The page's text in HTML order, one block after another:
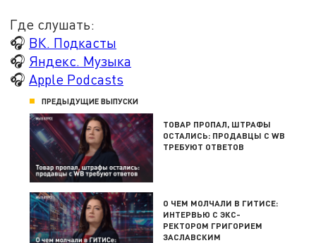
Где слушать:
🎧 ВК. Подкасты
🎧 Яндекс. Музыка
🎧Apple Podcasts
ПРЕДЫДУЩИЕ ВЫПУСКИ
ТОВАР ПРОПАЛ, ШТРАФЫ
ОСТАЛИСЬ: ПРОДАВЦЫ С WB
ТРЕБУЮТ ОТВЕТОВ
О ЧЕМ МОЛЧАЛИ В ГИТИСЕ:
ИНТЕРВЬЮ С ЭКС-
РЕКТОРОМ ГРИГОРИЕМ
ЗАСЛАВСКИМ